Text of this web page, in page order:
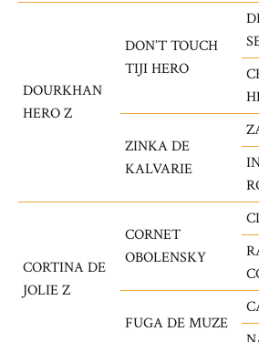
DOURKHAN
HERO Z
DON’T TOUCH
TIJI HERO
ZINKA DE
KALVARIE
CORTINA DE
JOLIE Z
CORNET
OBOLENSKY
FUGA DE MUZE